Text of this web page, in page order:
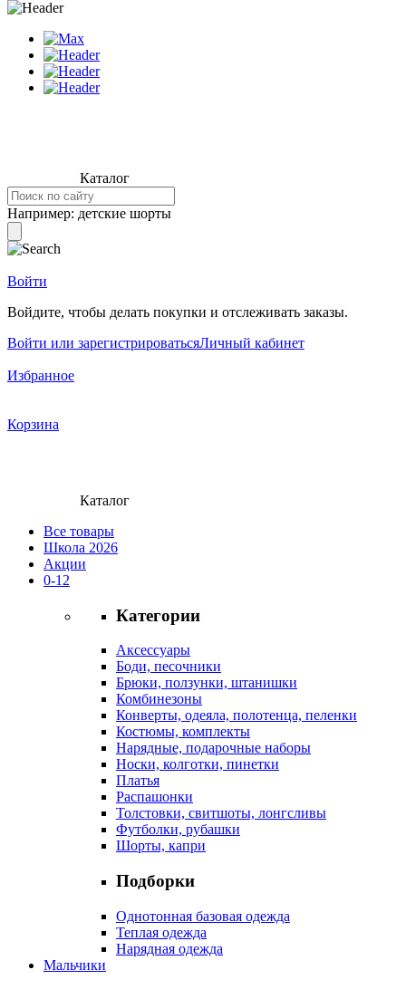
Каталог
Например: детские шорты
Войти
Войдите, чтобы делать покупки и отслеживать заказы.
Войти или зарегистрироватьсяЛичный кабинет
Избранное
Корзина
Каталог
Все товары
Школа 2026
Акции
0-12
Категории
Аксессуары
Боди, песочники
Брюки, ползунки, штанишки
Комбинезоны
Конверты, одеяла, полотенца, пеленки
Костюмы, комплекты
Нарядные, подарочные наборы
Носки, колготки, пинетки
Платья
Распашонки
Толстовки, свитшоты, лонгсливы
Футболки, рубашки
Шорты, капри
Подборки
Однотонная базовая одежда
Теплая одежда
Нарядная одежда
Мальчики